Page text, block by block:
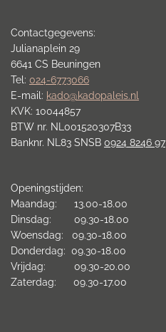
Contactgegevens:
Julianaplein 29
6641 CS Beuningen
Tel: 024-6773066
E-mail: kado@kadopaleis.nl
KVK: 10044857
BTW nr. NL001520307B33
Banknr. NL83 SNSB 0924 8246 97
Openingstijden:
Maandag: 13.00-18.00
Dinsdag: 09.30-18.00
Woensdag: 09.30-18.00
Donderdag: 09.30-18.00
Vrijdag: 09.30-20.00
Zaterdag: 09.30-17.00